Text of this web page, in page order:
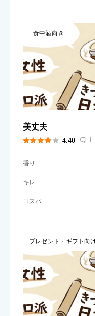
食中酒向き
美丈夫
 4.40  1
香り
キレ
コスパ
プレゼント・ギフト向